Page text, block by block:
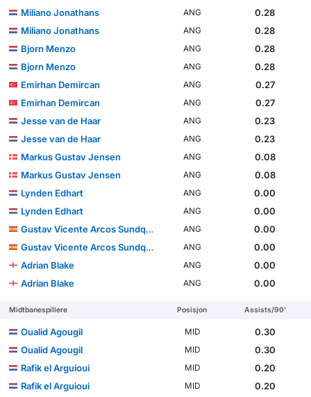
Miliano Jonathans ANG
0.28
Miliano Jonathans
ANG
0.28
Bjorn Menzo
ANG
0.28
Bjorn Menzo
ANG
0.28
Emirhan Demircan
ANG
0.27
Emirhan Demircan
ANG
0.27
Jesse van de Haar
ANG
0.23
Jesse van de Haar
ANG
0.23
Markus Gustav Jensen
ANG
0.08
Markus Gustav Jensen
ANG
0.08
Lynden Edhart
ANG
0.00
Lynden Edhart
ANG
0.00
Gustav Vicente Arcos Sundqvist
ANG
0.00
Gustav Vicente Arcos Sundqvist
ANG
0.00
Adrian Blake
ANG
0.00
Adrian Blake
ANG 0.00
Midtbanespillere Posisjon Assists/90'
Oualid Agougil MID
0.30
Oualid Agougil
MID
0.30
Rafik el Arguioui
MID
0.20
Rafik el Arguioui
MID
0.20